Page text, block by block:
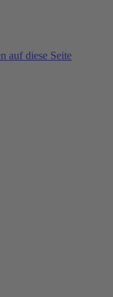
auf diese Seite